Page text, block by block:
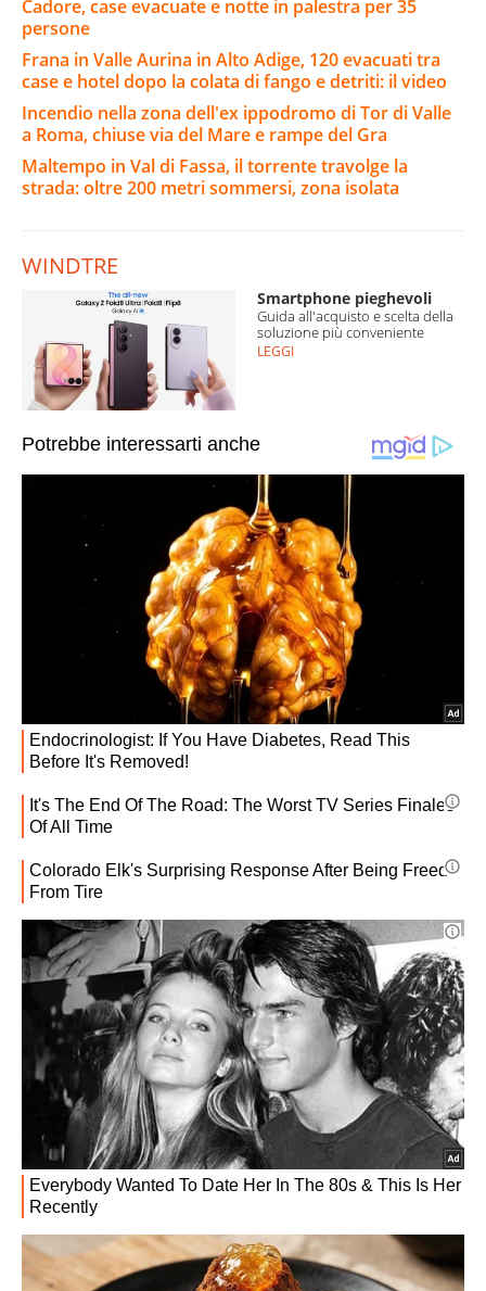
Cadore, case evacuate e notte in palestra per 35
persone
Frana in Valle Aurina in Alto Adige, 120 evacuati tra
case e hotel dopo la colata di fango e detriti: il video
Incendio nella zona dell'ex ippodromo di Tor di Valle
a Roma, chiuse via del Mare e rampe del Gra
Maltempo in Val di Fassa, il torrente travolge la
strada: oltre 200 metri sommersi, zona isolata
WINDTRE
Smartphone pieghevoli
Guida all'acquisto e scelta della
soluzione più conveniente
LEGGI